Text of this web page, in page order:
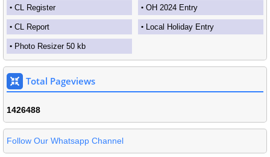
CL Register OH 2024 Entry
CL Report Local Holiday Entry
Photo Resizer 50 kb
Total Pageviews
1426488
Follow Our Whatsapp Channel